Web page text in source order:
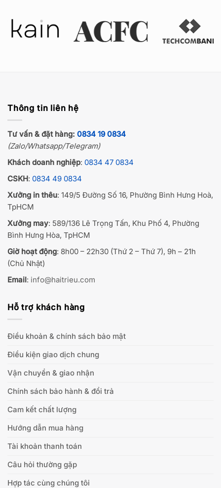
Thông tin liên hệ
Tư vấn & đặt hàng: 0834 19 0834
(Zalo/Whatsapp/Telegram)
Khách doanh nghiệp: 0834 47 0834
CSKH: 0834 49 0834
Xưởng in thêu: 149/5 Đường Số 16, Phường Bình Hưng Hoà,
TpHCM
Xưởng may: 589/136 Lê Trọng Tấn, Khu Phố 4, Phường
Bình Hưng Hòa, TpHCM
Giờ hoạt động: 8h00 – 22h30 (Thứ 2 – Thứ 7), 9h – 21h
(Chủ Nhật)
Email: info@haitrieu.com
Hỗ trợ khách hàng
Điều khoản & chính sách bảo mật
Điều kiện giao dịch chung
Vận chuyển & giao nhận
Chính sách bảo hành & đổi trả
Cam kết chất lượng
Hướng dẫn mua hàng
Tài khoản thanh toán
Câu hỏi thường gặp
Hợp tác cùng chúng tôi